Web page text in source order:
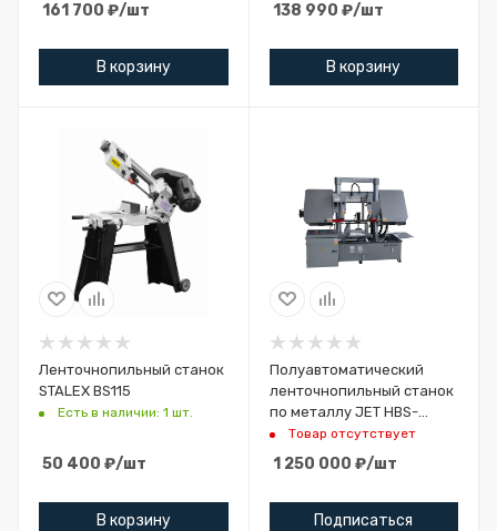
161 700 ₽/шт
В корзину
138 990 ₽/шт
В корзину
Ленточнопильный станок
STALEX BS115
Есть в наличии: 1 шт.
50 400 ₽/шт
В корзину
Полуавтоматический
ленточнопильный станок
по металлу JET HBS-
1616DC
Товар отсутствует
1 250 000 ₽/шт
Подписаться